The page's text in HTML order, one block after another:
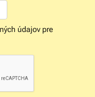
údajov pre